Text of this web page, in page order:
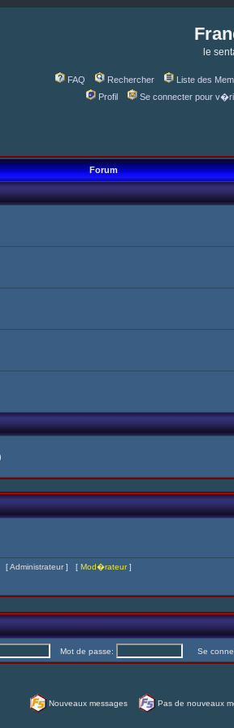
le
FAQ Rechercher Liste des
Profil
Se connecter pour
Forum
[Administrateur] [ Mod�rateur]
Mot de passe: Se
Nouveaux messages Pas de nouveaux